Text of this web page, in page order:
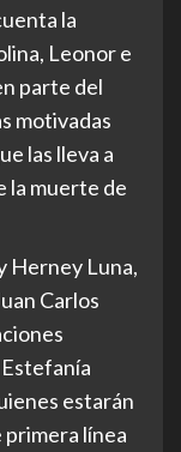
la
Leonor e
parte del
motivadas
las lleva a
la muerte de
Herney Luna,
Carlos
estarán
primera línea